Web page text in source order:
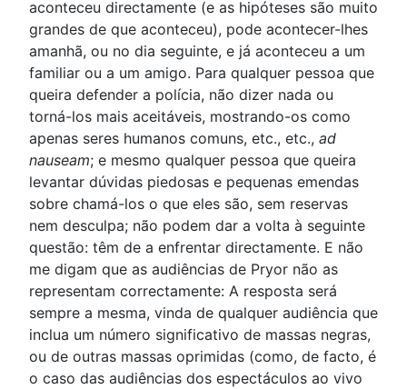
aconteceu directamente (e as hipóteses são muito
grandes de que aconteceu), pode acontecer-lhes
amanhã, ou no dia seguinte, e já aconteceu a um
familiar ou a um amigo. Para qualquer pessoa que
queira defender a polícia, não dizer nada ou
torná-los mais aceitáveis, mostrando-os como
apenas seres humanos comuns, etc., etc., ad
nauseam; e mesmo qualquer pessoa que queira
levantar dúvidas piedosas e pequenas emendas
sobre chamá-los o que eles são, sem reservas
nem desculpa; não podem dar a volta à seguinte
questão: têm de a enfrentar directamente. E não
me digam que as audiências de Pryor não as
representam correctamente: A resposta será
sempre a mesma, vinda de qualquer audiência que
inclua um número significativo de massas negras,
ou de outras massas oprimidas (como, de facto, é
o caso das audiências dos espectáculos ao vivo